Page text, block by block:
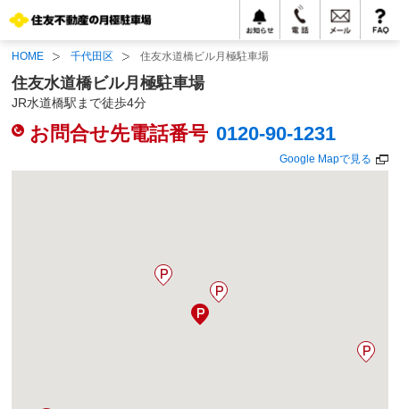
HOME 千代田区 住友水道橋ビル月極駐車場
住友水道橋ビル月極駐車場
JR水道橋駅まで徒歩4分
お問合せ先電話番号 0120-90-1231
Google Mapで見る